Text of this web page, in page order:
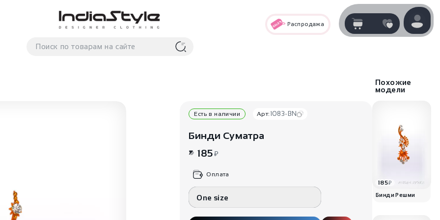
Распродажа
Корзина покупок пуста..
Есть в наличии Арт: 1083-BN
Бинди Суматра
185₽
Оплата
One size
Похожие
модели
185₽
Бинди Решми